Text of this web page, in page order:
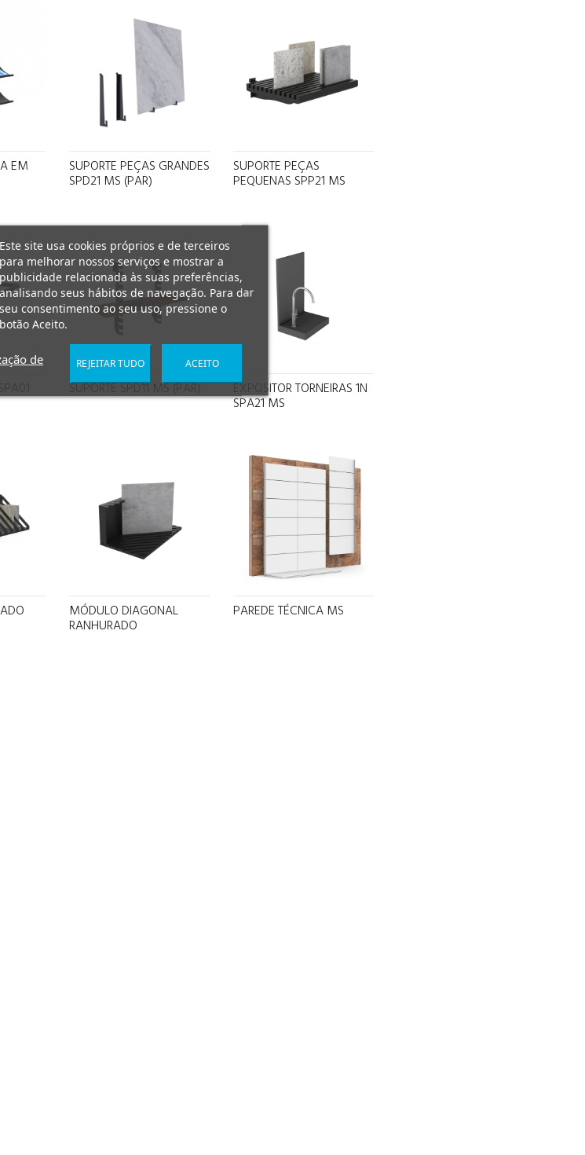
EM SUPORTE PEÇAS GRANDES
SPD21 MS (PAR)
SUPORTE PEÇAS
PEQUENAS SPP21 MS
SUPORTE SPD11 MS (PAR) EXPOSITOR TORNEIRAS 1N
SPA21 MS
MÓDULO DIAGONAL
RANHURADO
PAREDE TÉCNICA MS
Este site usa cookies próprios e de terceiros
para melhorar nossos serviços e mostrar a
publicidade relacionada às suas preferências,
analisando seus hábitos de navegação. Para dar
seu consentimento ao seu uso, pressione o
botão Aceito.
de
REJEITAR TUDO ACEITO